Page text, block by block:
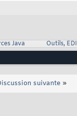
Java Outils,
suivante »